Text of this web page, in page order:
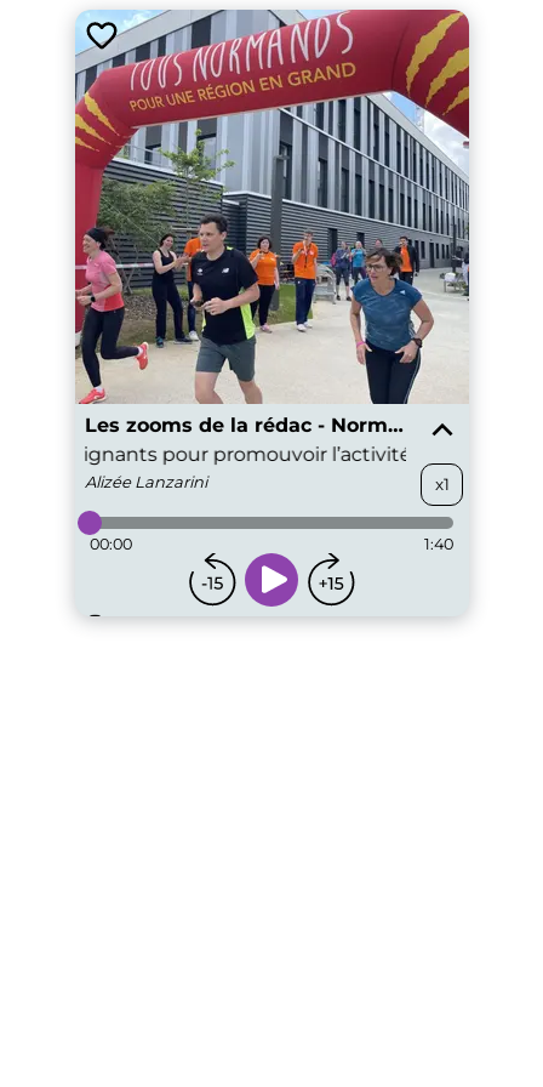
Les zooms de la rédac - Normandie
des soignants pour promouvoir l’activité physique
Alizée Lanzarini x1
00:00 1:40
...